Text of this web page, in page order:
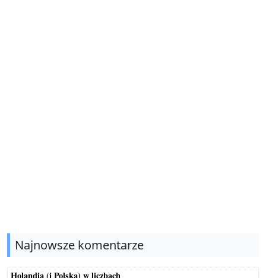
Najnowsze komentarze